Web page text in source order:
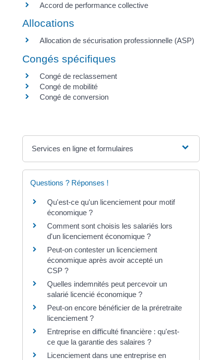
Accord de performance collective
Allocations
Allocation de sécurisation professionnelle (ASP)
Congés spécifiques
Congé de reclassement
Congé de mobilité
Congé de conversion
Services en ligne et formulaires
Questions ? Réponses !
Qu'est-ce qu'un licenciement pour motif
économique ?
Comment sont choisis les salariés lors
d'un licenciement économique ?
Peut-on contester un licenciement
économique après avoir accepté un
CSP ?
Quelles indemnités peut percevoir un
salarié licencié économique ?
Peut-on encore bénéficier de la préretraite
licenciement ?
Entreprise en difficulté financière : qu'est-
ce que la garantie des salaires ?
Licenciement dans une entreprise en